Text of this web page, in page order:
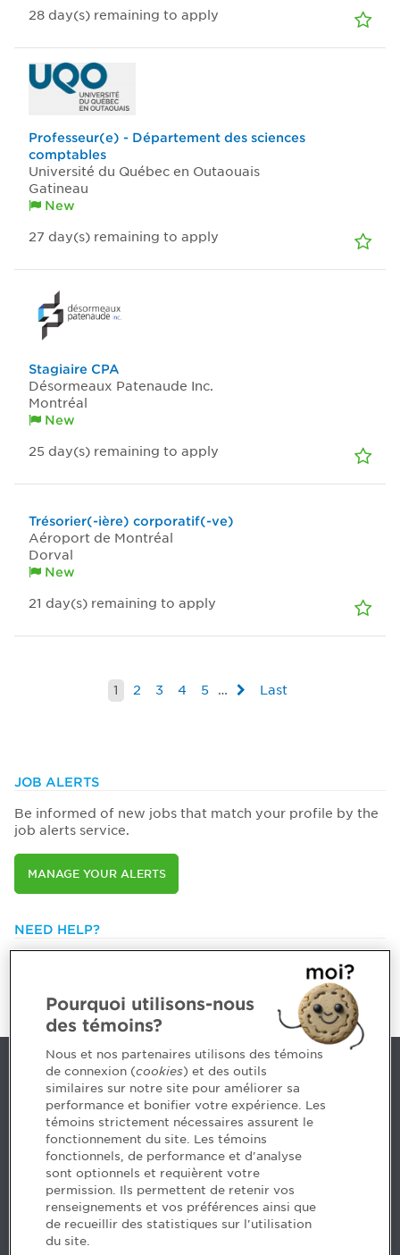
28 day(s) remaining to apply
Professeur(e) - Département des sciences
comptables
Université du Québec en Outaouais
Gatineau
New
27 day(s) remaining to apply
Stagiaire CPA
Désormeaux Patenaude Inc.
Montréal
New
25 day(s) remaining to apply
Trésorier(-ière) corporatif(-ve)
Aéroport de Montréal
Dorval
New
21 day(s) remaining to apply
1 2 3 4 5 … Last
JOB ALERTS
Be informed of new jobs that match your profile by the
job alerts service.
MANAGE YOUR ALERTS
NEED HELP?
emploiCPA@cpaquebec.ca
Contact us
514 788-1376 1 800 363-4688 [3033]
emploiCPA@cpaquebec.ca
5, Place Ville Marie, bureau 800, Montréal
(Québec)H3B 2G2
www.cpaquebec.ca
Facebook – CPA
Pourquoi utilisons-nous
des témoins?
Nous et nos partenaires utilisons des témoins
de connexion (cookies) et des outils
similaires sur notre site pour améliorer sa
performance et bonifier votre expérience. Les
témoins strictement nécessaires assurent le
fonctionnement du site. Les témoins
fonctionnels, de performance et d'analyse
sont optionnels et requièrent votre
permission. Ils permettent de retenir vos
renseignements et vos préférences ainsi que
de recueillir des statistiques sur l'utilisation
du site.